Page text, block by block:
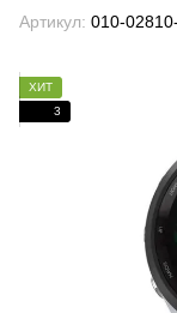
Артикул: 010-
ХИТ
3